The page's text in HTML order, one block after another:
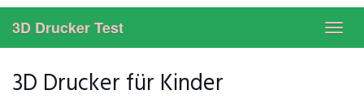
3D Drucker Test
3D Drucker für Kinder